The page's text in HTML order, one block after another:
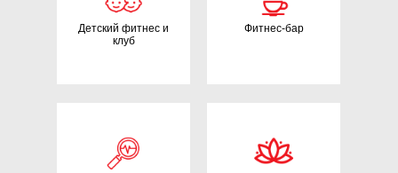
Детский фитнес и
клуб
Фитнес-бар